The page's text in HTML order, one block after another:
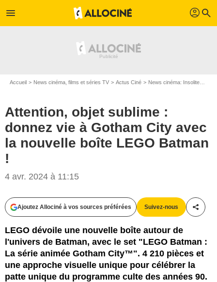
menu profil search
Accueil News cinéma, films et séries TV Actus Ciné News cinéma: Insolite
Attention, objet sublime :
donnez vie à Gotham City avec
la nouvelle boîte LEGO Batman
!
4 avr. 2024 à 11:15
Ajoutez Allociné à vos sources préférées Suivez-nous
LEGO dévoile une nouvelle boîte autour de
l'univers de Batman, avec le set "LEGO Batman :
La série animée Gotham City™". 4 210 pièces et
une approche visuelle unique pour célébrer la
patte unique du programme culte des années 90.